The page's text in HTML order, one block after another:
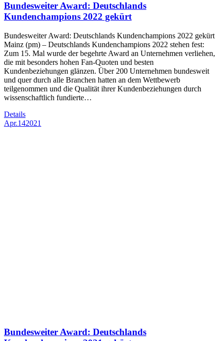
Bundesweiter Award: Deutschlands
Kundenchampions 2022 gekürt
Bundesweiter Award: Deutschlands Kundenchampions 2022 gekürt
Mainz (pm) – Deutschlands Kundenchampions 2022 stehen fest:
Zum 15. Mal wurde der begehrte Award an Unternehmen verliehen,
die mit besonders hohen Fan-Quoten und besten
Kundenbeziehungen glänzen. Über 200 Unternehmen bundesweit
und quer durch alle Branchen hatten an dem Wettbewerb
teilgenommen und die Qualität ihrer Kundenbeziehungen durch
wissenschaftlich fundierte…
Details
Apr.142021
Bundesweiter Award: Deutschlands